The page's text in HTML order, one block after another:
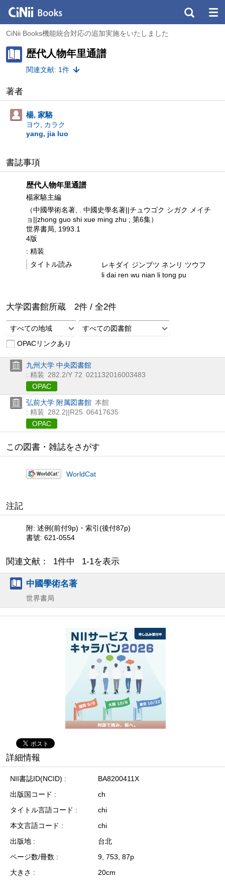
CiNii Books機能統合対応の追加実施をいたしました
歴代人物年里通譜
関連文献: 1件
著者
楊, 家駱
ヨウ, カラク
yang, jia luo
書誌事項
歴代人物年里通譜
楊家駱主編
（中國學術名著, . 中國史學名著||チュウゴク シガク メイチ
ョ||zhong guo shi xue ming zhu ; 第6集）
世界書局, 1993.1
4版
: 精装
タイトル読み
レキダイ ジンブツ ネンリ ツウフ
li dai ren wu nian li tong pu
大学図書館所蔵 2件 / 全2件
すべての地域
すべての図書館
OPACリンクあり
九州大学 中央図書館
: 精装 282.2/Y 72 021132016003483
OPAC
弘前大学 附属図書館 本館
: 精装 282.2||R25 06417635
OPAC
この図書・雑誌をさがす
WorldCat
注記
附: 述例(前付9p)・索引(後付87p)
書號: 621-0554
関連文献： 1件中 1-1を表示
中國學術名著
世界書局
詳細情報
NII書誌ID(NCID)
BA8200411X
出版国コード
ch
タイトル言語コード
chi
本文言語コード
chi
出版地
台北
ページ数/冊数
9, 753, 87p
大きさ
20cm